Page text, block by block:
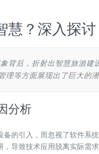
慧？深入探讨
背后，折射出智慧旅游
理等方面展现出了巨大的
分析
的引入，而忽视了软件系
导致技术应用脱离实际需